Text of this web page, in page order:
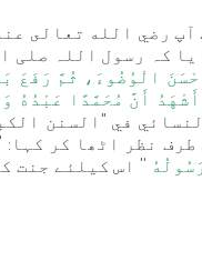
رضي الله تعالى
کہ رسول اللہ صلی
الْوُضُوءَ، ثُمَّ رَفَعَ
أَنَّ مُحَمَّدًا عَبْدُهُ
في "السنن
نظر اٹھا کر کہا:
'' اس کیلئے جنت